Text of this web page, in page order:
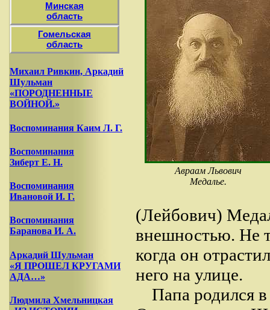
Минская
область
Гомельская
область
Михаил Ривкин, Аркадий
Шульман
«ПОРОДНЕННЫЕ
ВОЙНОЙ.»
Воспоминания Каим Л. Г.
Воспоминания
Зиберт Е. Н.
Воспоминания
Ивановой И. Г.
Воспоминания
Баранова И. А.
Аркадий Шульман
«Я ПРОШЕЛ КРУГАМИ
АДА…»
Людмила Хмельницкая
Авраам Львович
Медалье.
(Лейбович)
внешностью. Не
когда он
него на улице.
Папа родился